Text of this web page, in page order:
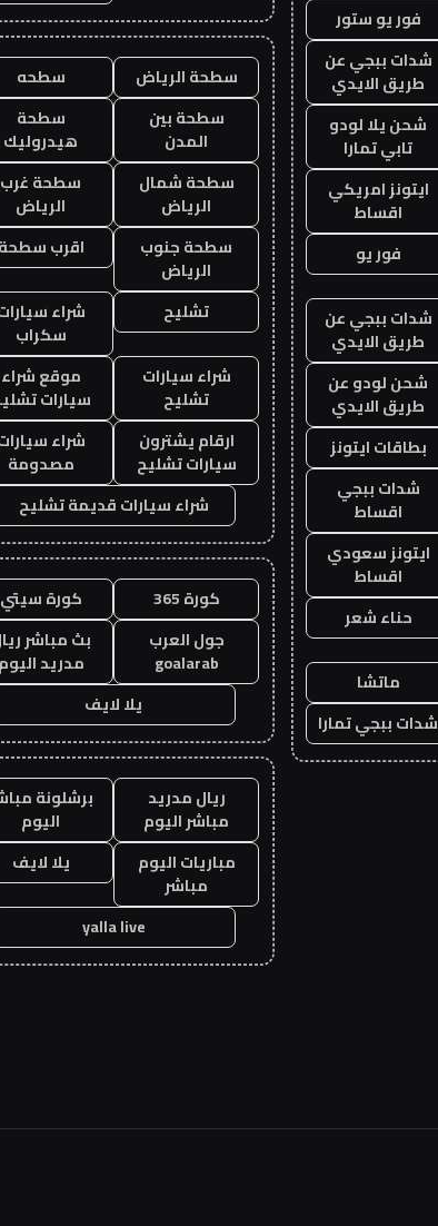
فور يو ستور
شدات ببجي عن
طريق الايدي
شحن يلا لودو
تابي تمارا
ايتونز امريكي
اقساط
فور يو
شدات ببجي عن
طريق الايدي
شحن لودو عن
طريق الايدي
بطاقات ايتونز
شدات ببجي
اقساط
ايتونز سعودي
اقساط
حناء شعر
ماتشا
شدات ببجي تمارا
سطحة الرياض
سطحه
سطحة بين
المدن
سطحة
هيدروليك
سطحة شمال
الرياض
سطحة غرب
الرياض
سطحة جنوب
الرياض
اقرب سطحة
تشليح
شراء
سكراب
شراء سيارات
تشليح
موقع شراء
سيارات
ارقام يشترون
سيارات تشليح
شراء
مصدومة
شراء سيارات قديمة تشليح
كورة 365
كورة سيتي
جول العرب
goalarab
بث مباشر
مدريد اليوم
يلا لايف
ريال مدريد
مباشر اليوم
برشلونة
اليوم
مباريات اليوم
مباشر
يلا لايف
yalla live